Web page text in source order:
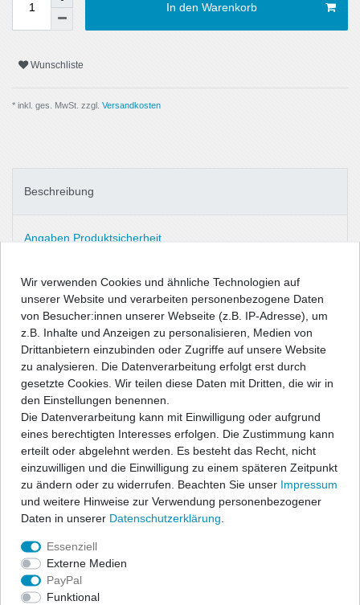
In den Warenkorb
Wunschliste
* inkl. ges. MwSt. zzgl. Versandkosten
Beschreibung
Angaben Produktsicherheit
Passform-Fußmatten:
- passgenau nach Form des Fußraums
- robuste Nadelfilzqualität (ca. 500g/m²) mit Umkettelung und
Absatzschoner auf Fahrerseite
- Antirutsch-Schutz auf der Unterseite
- entweder geeignet für vorhandenes Original-
Befestigungssystem, oder im Lieferumfang befinden sich
entsprechende Befestigungsteile zur Fixierung der Matten, wenn
benötigt wird.
- Material:100% Polypropylen, Nadelfilz (ca. 500g/m²)
Wir verwenden Cookies und ähnliche Technologien auf
unserer Website und verarbeiten personenbezogene Daten
von Besucher:innen unserer Webseite (z.B. IP-Adresse), um
z.B. Inhalte und Anzeigen zu personalisieren, Medien von
Drittanbietern einzubinden oder Zugriffe auf unsere Website
zu analysieren. Die Datenverarbeitung erfolgt erst durch
gesetzte Cookies. Wir teilen diese Daten mit Dritten, die wir in
den Einstellungen benennen.
Die Datenverarbeitung kann mit Einwilligung oder aufgrund
eines berechtigten Interesses erfolgen. Die Zustimmung kann
erteilt oder abgelehnt werden. Es besteht das Recht, nicht
einzuwilligen und die Einwilligung zu einem späteren Zeitpunkt
zu ändern oder zu widerrufen. Beachten Sie unser Impressum
und weitere Hinweise zur Verwendung personenbezogener
Daten in unserer Daten­schutz­erklärung
Essenziell
Externe Medien
PayPal
Funktional